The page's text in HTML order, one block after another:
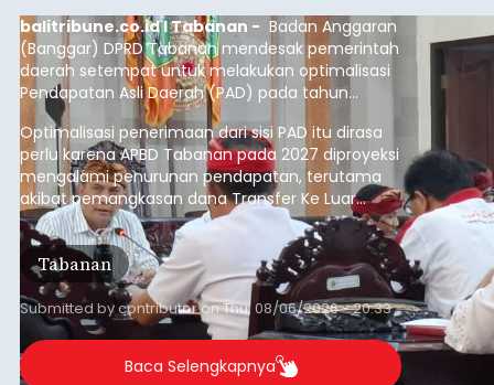
balitribune.co.id I Tabanan - Badan Anggaran
(Banggar) DPRD Tabanan mendesak pemerintah
daerah setempat untuk melakukan optimalisasi
Pendapatan Asli Daerah (PAD) pada tahun
anggaran 2027.
Optimalisasi penerimaan dari sisi PAD itu dirasa
perlu karena APBD Tabanan pada 2027 diproyeksi
mengalami penurunan pendapatan, terutama
akibat pemangkasan dana Transfer Ke Luar
Daerah (TKD) dari pemerintah pusat.
Tabanan
Submitted bycontributoronThu, 08/06/2026 - 20:33
Baca Selengkapnya